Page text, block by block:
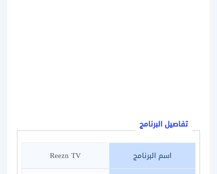
تفاصيل البرنامج
اسم البرنامج
Reezn TV